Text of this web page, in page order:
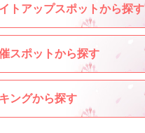
トアップスポットから探す
スポットから探す
ングから探す